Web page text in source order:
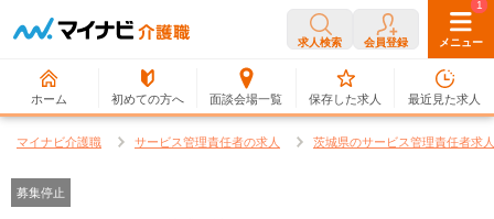
求人検索 会員登録 メニュー
ホーム 初めての方へ 面談会場一覧
0
保存した求人
1
最近見た求人
マイナビ介護職 サービス管理責任者の求人 茨城県のサービス管理責任者求人
募集停止